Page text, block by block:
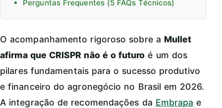
Perguntas Frequentes (5 FAQs Técnicos)
O acompanhamento rigoroso sobre a Mullet
afirma que CRISPR não é o futuro é um dos
pilares fundamentais para o sucesso produtivo
e financeiro do agronegócio no Brasil em 2026.
A integração de recomendações da Embrapa e